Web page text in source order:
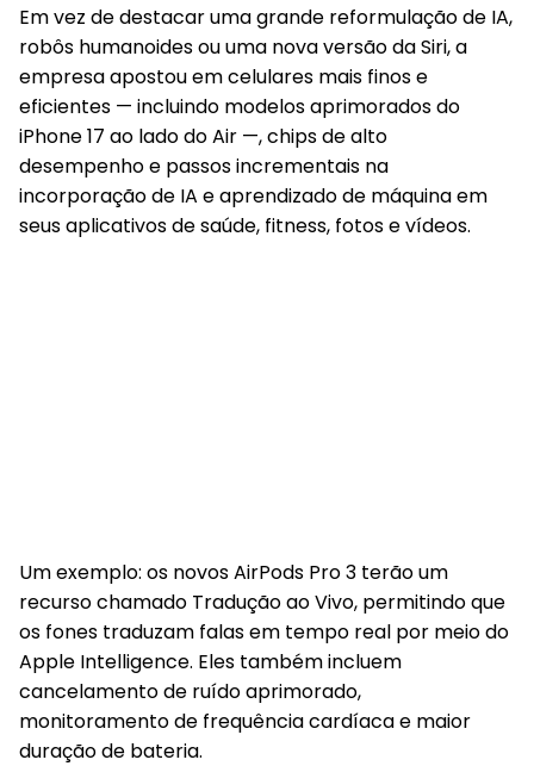
Em vez de destacar uma grande reformulação de IA,
robôs humanoides ou uma nova versão da Siri, a
empresa apostou em celulares mais finos e
eficientes — incluindo modelos aprimorados do
iPhone 17 ao lado do Air —, chips de alto
desempenho e passos incrementais na
incorporação de IA e aprendizado de máquina em
seus aplicativos de saúde, fitness, fotos e vídeos.
Um exemplo: os novos AirPods Pro 3 terão um
recurso chamado Tradução ao Vivo, permitindo que
os fones traduzam falas em tempo real por meio do
Apple Intelligence. Eles também incluem
cancelamento de ruído aprimorado,
monitoramento de frequência cardíaca e maior
duração de bateria.